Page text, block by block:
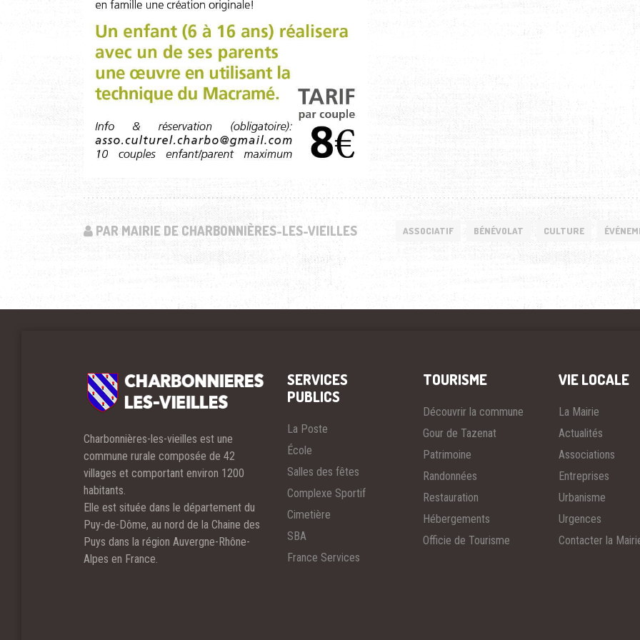
PAR MAIRIE DE CHARBONNIÈRES-LES-VIEILLES ASSOCIATIF BÉNÉVOLAT CULTURE
Charbonnières-les-vieilles est une
commune rurale composée de 42
villages et comportant environ 1200
habitants.
Elle est située dans le département du
Puy-de-Dôme, au nord de la Chaine des
Puys dans la région Auvergne-Rhône-
Alpes en France.
SERVICES
PUBLICS
La Poste
École
Salles des fêtes
Complexe Sportif
Cimetière
SBA
France Services
TOURISME
Découvrir la commune
Gour de Tazenat
Patrimoine
Randonnées
Restauration
Hébergements
Officie de Tourisme
VIE LOCALE
La Mairie
Actualités
Associations
Entreprises
Urbanisme
Urgences
Contacter la